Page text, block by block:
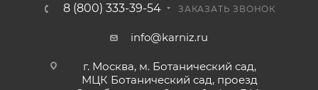
8 (800) 333-39-54 ЗАКАЗАТЬ ЗВОНОК
info@karniz.ru
г. Москва, м. Ботанический сад,
МЦК Ботанический сад, проезд